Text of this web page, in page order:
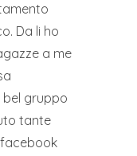
Da li ho
a me
bel gruppo
tante